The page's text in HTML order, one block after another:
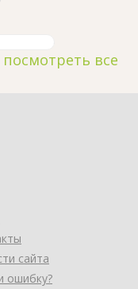
посмотреть все
сайта
ошибку?